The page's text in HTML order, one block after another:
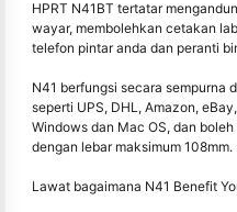
HPRT N41BT tertatar
wayar, membolehkan cetakan
telefon pintar anda dan peranti
N41 berfungsi secara sempurna
seperti UPS, DHL, Amazon,
Windows dan Mac OS, dan
dengan lebar maksimum 108mm.
Lawat bagaimana N41 Benefit